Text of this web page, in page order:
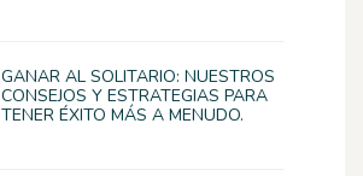
GANAR AL SOLITARIO: NUESTROS
CONSEJOS Y ESTRATEGIAS PARA
TENER ÉXITO MÁS A MENUDO.